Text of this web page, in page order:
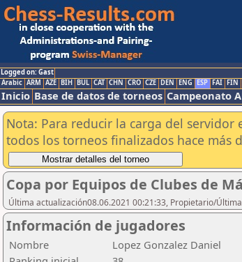
Logged on: Gast
Arabic ARM AZE BIH BUL CAT CHN CRO CZE DEN ENG ESP FAI FIN
Inicio Base de datos de torneos Campeonato
Nota: Para reducir la carga del servidor
todos los torneos finalizados hace más
Copa por Equipos de Clubes de
Última actualización08.06.2021 00:21:33, Propietario/
Información de jugadores
Nombre
Lopez Gonzalez Daniel